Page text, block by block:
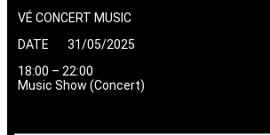
VÉ CONCERT MUSIC
DATE 31/05/2025
18:00 – 22:00
Music Show (Concert)